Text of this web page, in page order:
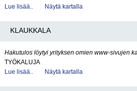
Lue lisää..
Näytä kartalla
KLAUKKALA
Hakutulos löytyi yrityksen omien www-sivujen
TYÖKALUJA
Lue lisää..
Näytä kartalla